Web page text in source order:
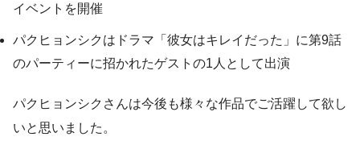
イベントを開催
パクヒョンシクはドラマ「彼女はキレイだった」に第9話
のパーティーに招かれたゲストの1人として出演
パクヒョンシクさんは今後も様々な作品でご活躍して欲し
いと思いました。